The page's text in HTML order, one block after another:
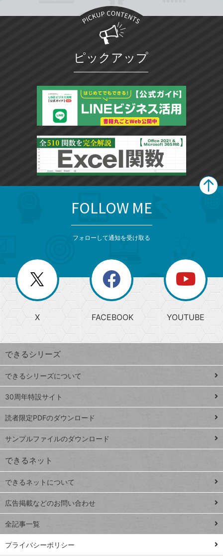
ピックアップ
じ
る
search
検
索
上
昇
ワ
ー
ド
Google
スプレ
ッドシ
ート
iPhone
VLOOKUP
close
閉じ
る
閉
じ
る
ー
か
ら
探
す
ト
ッ
プ
ペ
ジ
連載
Excel Q&A
トイアンナ流仕
事術
PowerAutomate
ではじめる業務
の完全自動化
FOLLOW ME
フォローして通知を受け取る
X FACEBOOK YOUTUBE
できるシリーズ
できるシリーズについて
30周年特設サイト
読者限定PDFのダウンロード
サンプルファイルのダウンロード
できるネット
できるネットについて
広告掲載などのお問い合わせ
全記事一覧
プライバシーポリシー